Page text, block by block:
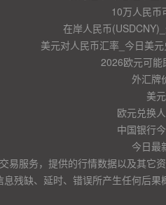
10万人民币
在岸人民币
美元对人民币汇率_今日美
2026欧元可能
外汇牌
美
欧元兑换
中国银行
今日最
易服务，提供的行情数据以及其它
息残缺、延时、错误所产生任何后果